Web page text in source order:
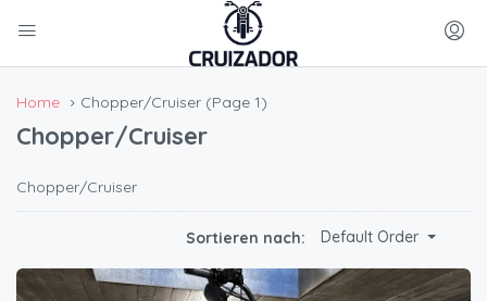
Home Chopper/Cruiser (Page 1)
Chopper/Cruiser
Chopper/Cruiser
Sortieren nach: Default Order